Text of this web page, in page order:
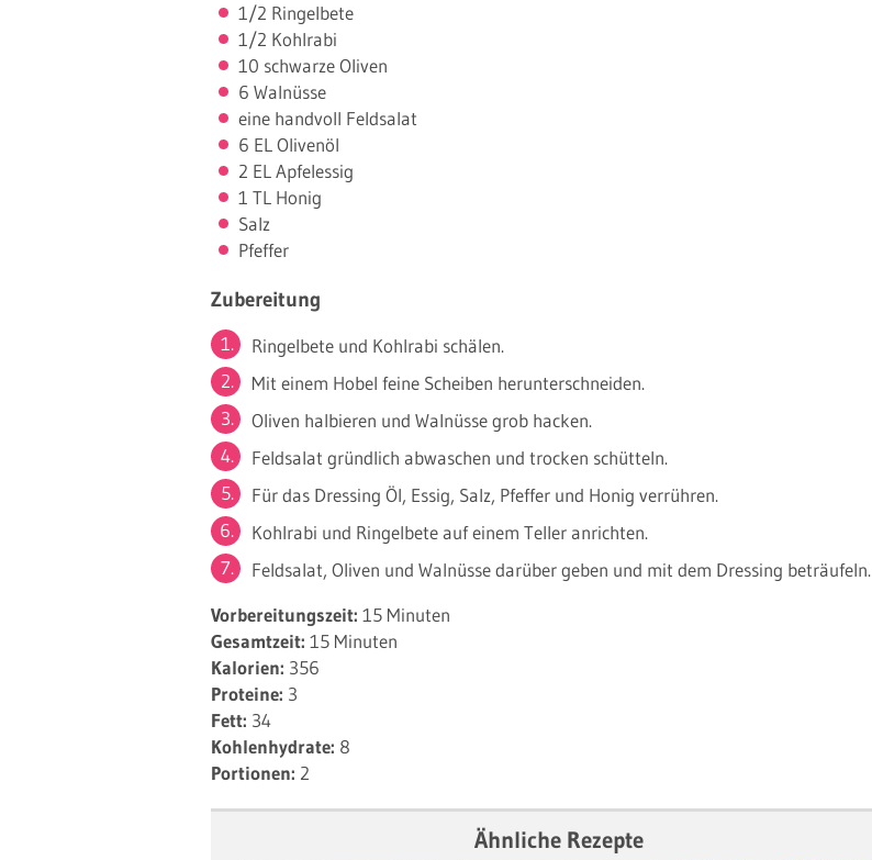
1/2 Ringelbete
1/2 Kohlrabi
10 schwarze Oliven
6 Walnüsse
eine handvoll Feldsalat
6 EL Olivenöl
2 EL Apfelessig
1 TL Honig
Salz
Pfeffer
Zubereitung
Ringelbete und Kohlrabi schälen.
Mit einem Hobel feine Scheiben herunterschneiden.
Oliven halbieren und Walnüsse grob hacken.
Feldsalat gründlich abwaschen und trocken schütteln.
Für das Dressing Öl, Essig, Salz, Pfeffer und Honig verrühren.
Kohlrabi und Ringelbete auf einem Teller anrichten.
Feldsalat, Oliven und Walnüsse darüber geben und mit dem Dressing beträufeln.
Vorbereitungszeit: 15 Minuten
Gesamtzeit: 15 Minuten
Kalorien: 356
Proteine: 3
Fett: 34
Kohlenhydrate: 8
Portionen: 2
Ähnliche Rezepte